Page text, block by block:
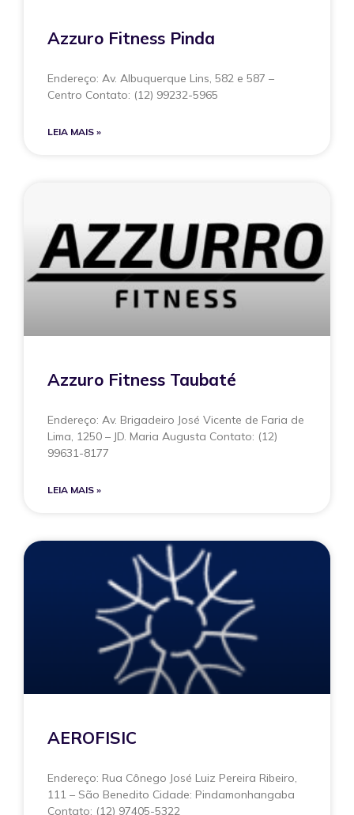
Azzuro Fitness Pinda
Endereço: Av. Albuquerque Lins, 582 e 587 –
Centro Contato: (12) 99232-5965
LEIA MAIS »
Azzuro Fitness Taubaté
Endereço: Av. Brigadeiro José Vicente de Faria de
Lima, 1250 – JD. Maria Augusta Contato: (12)
99631-8177
LEIA MAIS »
AEROFISIC
Endereço: Rua Cônego José Luiz Pereira Ribeiro,
111 – São Benedito Cidade: Pindamonhangaba
Contato: (12) 97405-5322